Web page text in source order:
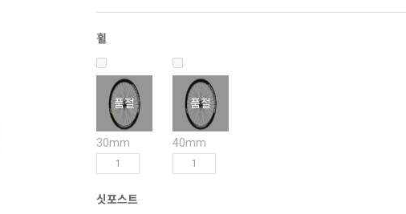
휠
품절
30mm
품절
40mm
싯포스트